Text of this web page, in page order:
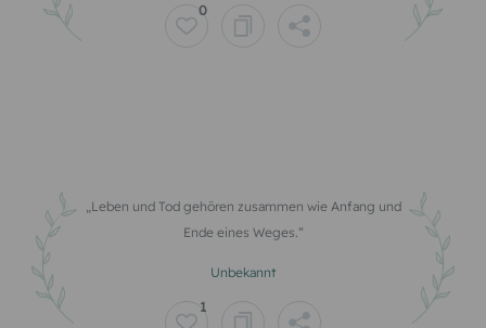
0
Leben und Tod gehören zusammen wie Anfang und
Ende eines Weges.
Unbekannt
1